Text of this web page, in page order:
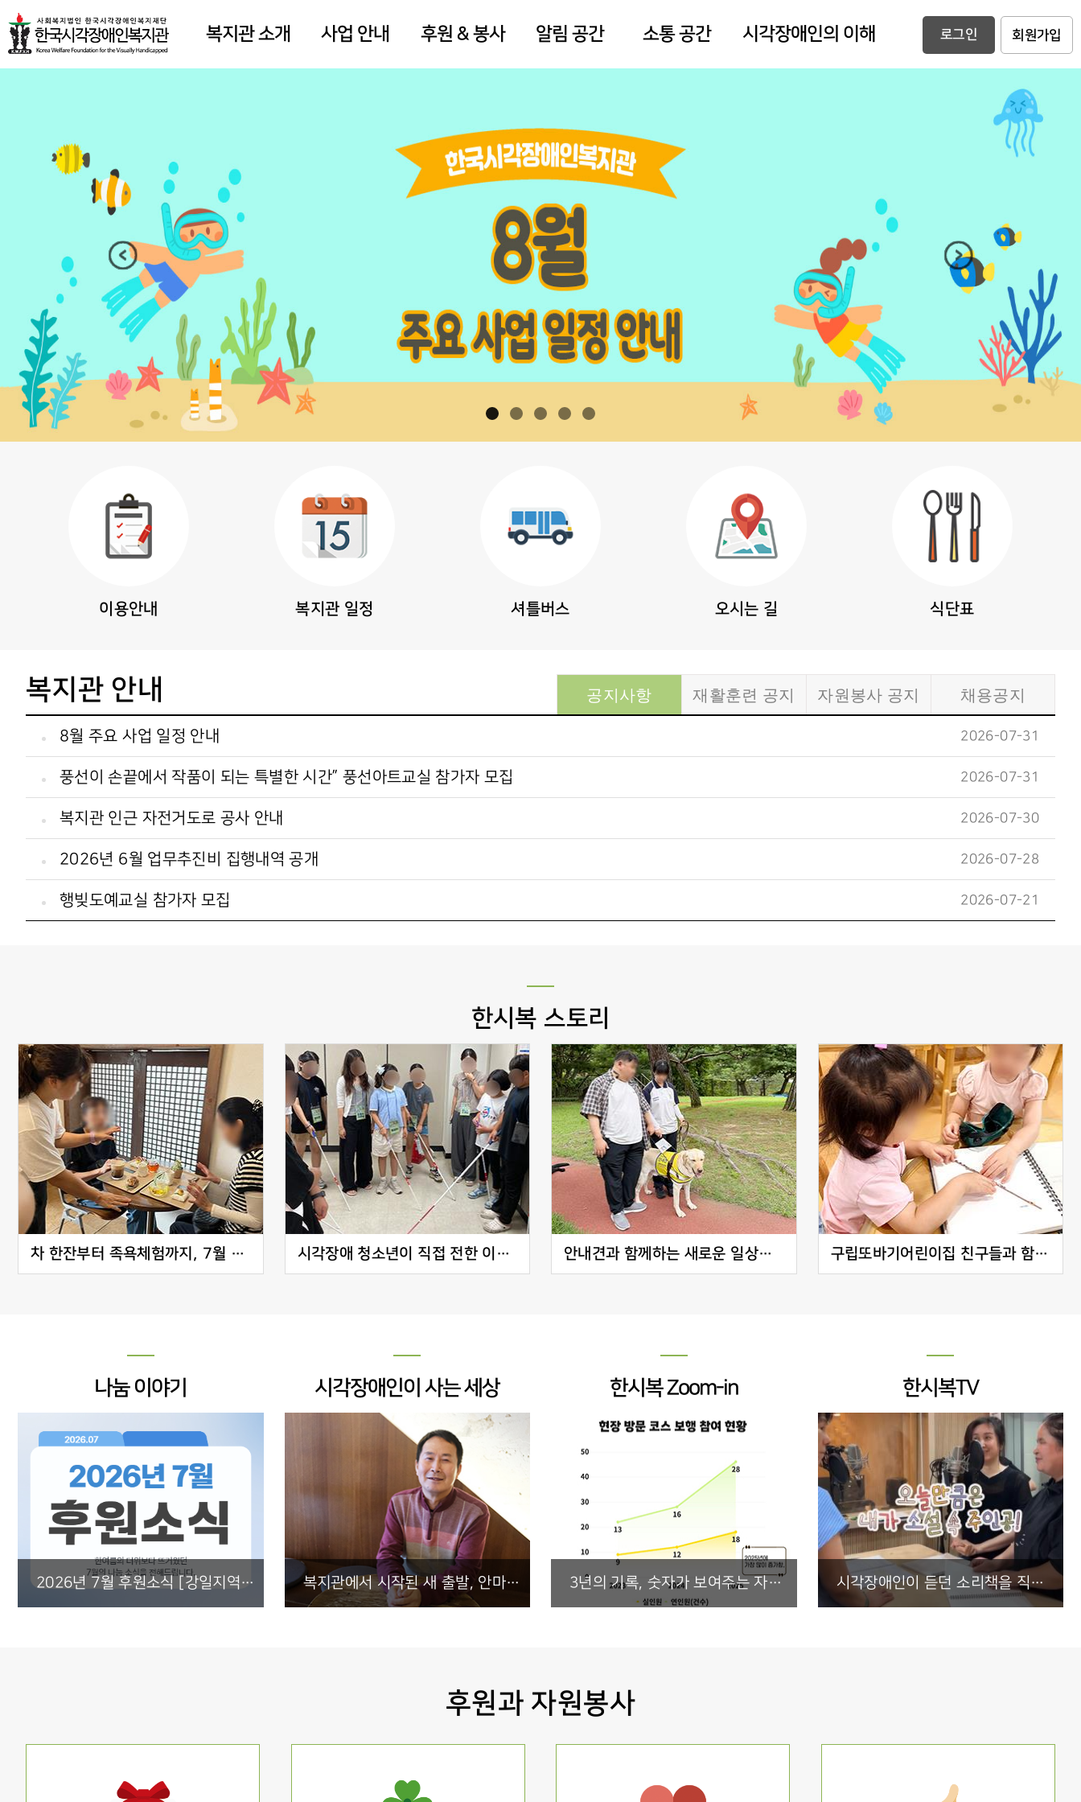
복지관 소개 사업 안내 후원 & 봉사 알림 공간 소통 공간 시각장애인의 이해 로그인 회원가입
이용안내 복지관 일정 셔틀버스 오시는 길 식단표
복지관 안내 공지사항 재활훈련 공지 자원봉사 공지 채용공지
8월 주요 사업 일정 안내 2026-07-31
풍선이 손끝에서 작품이 되는 특별한 시간” 풍선아트교실 참가자 모집 2026-07-31
복지관 인근 자전거도로 공사 안내 2026-07-30
2026년 6월 업무추진비 집행내역 공개 2026-07-28
행빚도예교실 참가자 모집 2026-07-21
한시복 스토리
차 한잔부터 족욕체험까지, 7월 동료모임 이야기 시각장애 청소년이 직접 전한 이야기, 포도알탐방대 3차 활동 안내견과 함께하는 새로운 일상을 준비하다 구립또바기어린이집 친구들과 함께 알아본 시각장애 이야기
나눔 이야기
2026년 7월 후원소식 [강일지역아동센터, 용인한국외대부설고 T...
시각장애인이 사는 세상
복지관에서 시작된 새 출발, 안마사라는 꿈을 향해
한시복 Zoom-in
3년의 기록, 숫자가 보여주는 자립을 향한 열망
한시복TV
시각장애인이 듣던 소리책을 직접 녹음하면 생기는 일
후원과 자원봉사